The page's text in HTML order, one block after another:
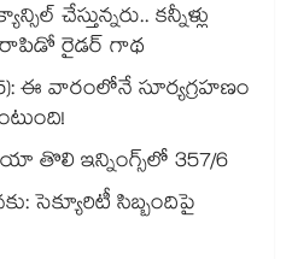
చేస్తున్నరు.. కన్నీళ్లు
రాపిడో రైడర్ గాథ
ఈ వారంలోనే సూర్యగ్రహణం
తొలి ఇన్నింగ్స్‌‌లో 357/6
సెక్యూరిటీ సిబ్బందిపై